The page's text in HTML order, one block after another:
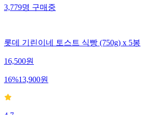
3,779명구매중
롯데 기린이네 토스트 식빵 (750g) x 5봉
16,500원
16%13,900원